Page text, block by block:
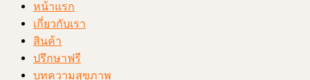
หน้าแรก
เกี่ยวกับเรา
สินค้า
ปรึกษาฟรี
บทความสุขภาพ